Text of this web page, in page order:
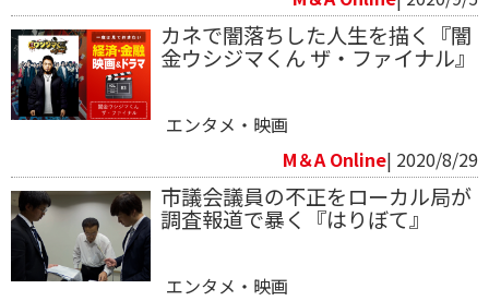
カネで闇落ちした人生を描く『闇
金ウシジマくん ザ・ファイナル』
エンタメ・映画
M＆A Online| 2020/8/29
市議会議員の不正をローカル局が
調査報道で暴く『はりぼて』
エンタメ・映画